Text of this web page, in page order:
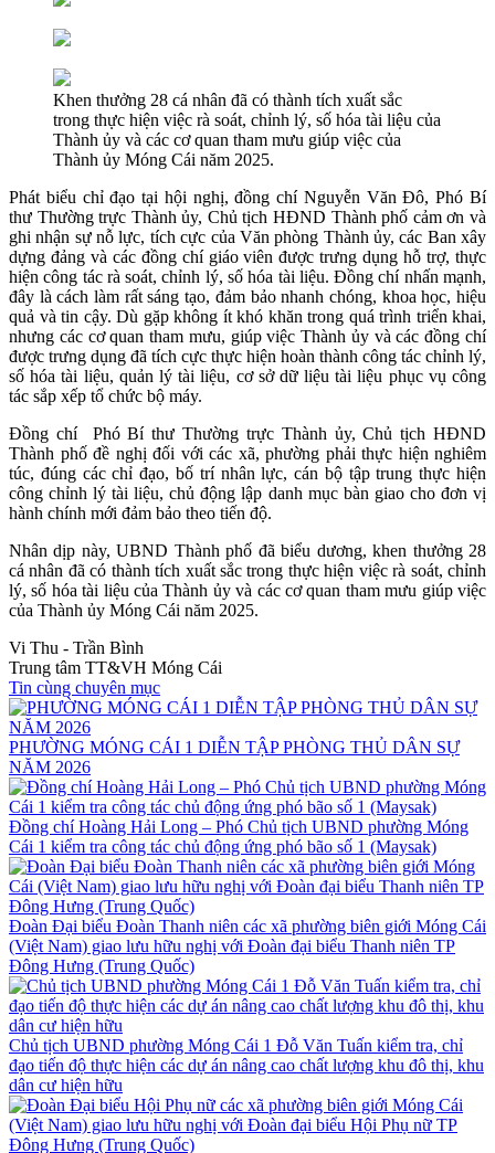
Khen thưởng 28 cá nhân đã có thành tích xuất sắc
trong thực hiện việc rà soát, chỉnh lý, số hóa tài liệu của
Thành ủy và các cơ quan tham mưu giúp việc của
Thành ủy Móng Cái năm 2025.
Phát biểu chỉ đạo tại hội nghị, đồng chí Nguyễn Văn Đô, Phó Bí
thư Thường trực Thành ủy, Chủ tịch HĐND Thành phố cảm ơn và
ghi nhận sự nỗ lực, tích cực của Văn phòng Thành ủy, các Ban xây
dựng đảng và các đồng chí giáo viên được trưng dụng hỗ trợ, thực
hiện công tác rà soát, chỉnh lý, số hóa tài liệu. Đồng chí nhấn mạnh,
đây là cách làm rất sáng tạo, đảm bảo nhanh chóng, khoa học, hiệu
quả và tin cậy. Dù gặp không ít khó khăn trong quá trình triển khai,
nhưng các cơ quan tham mưu, giúp việc Thành ủy và các đồng chí
được trưng dụng đã tích cực thực hiện hoàn thành công tác chỉnh lý,
số hóa tài liệu, quản lý tài liệu, cơ sở dữ liệu tài liệu phục vụ công
tác sắp xếp tổ chức bộ máy.
Đồng chí Phó Bí thư Thường trực Thành ủy, Chủ tịch HĐND
Thành phố đề nghị đối với các xã, phường phải thực hiện nghiêm
túc, đúng các chỉ đạo, bố trí nhân lực, cán bộ tập trung thực hiện
công chỉnh lý tài liệu, chủ động lập danh mục bàn giao cho đơn vị
hành chính mới đảm bảo theo tiến độ.
Nhân dịp này, UBND Thành phố đã biểu dương, khen thưởng 28
cá nhân đã có thành tích xuất sắc trong thực hiện việc rà soát, chỉnh
lý, số hóa tài liệu của Thành ủy và các cơ quan tham mưu giúp việc
của Thành ủy Móng Cái năm 2025.
Vi Thu - Trần Bình
Trung tâm TT&VH Móng Cái
Tin cùng chuyên mục
PHƯỜNG MÓNG CÁI 1 DIỄN TẬP PHÒNG THỦ DÂN SỰ
NĂM 2026
Đồng chí Hoàng Hải Long – Phó Chủ tịch UBND phường Móng
Cái 1 kiểm tra công tác chủ động ứng phó bão số 1 (Maysak)
Đoàn Đại biểu Đoàn Thanh niên các xã phường biên giới Móng Cái
(Việt Nam) giao lưu hữu nghị với Đoàn đại biểu Thanh niên TP
Đông Hưng (Trung Quốc)
Chủ tịch UBND phường Móng Cái 1 Đỗ Văn Tuấn kiểm tra, chỉ
đạo tiến độ thực hiện các dự án nâng cao chất lượng khu đô thị, khu
dân cư hiện hữu